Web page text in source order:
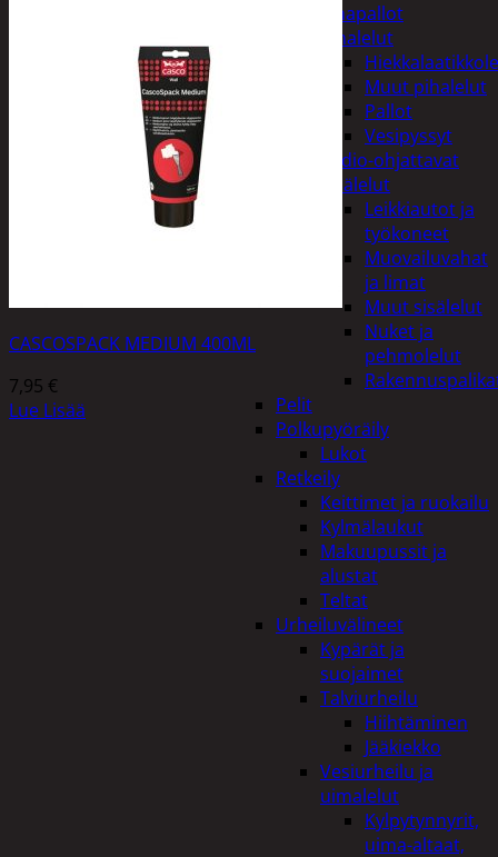
Ilmapallot
Pihalelut
Muut pihalelut
Pallot
Vesipyssyt
Radio-ohjattavat
Sisälelut
Leikkiautot ja
työkoneet
Muovailuvahat
ja limat
Muut sisälelut
Nuket ja
pehmolelut
Pelit
Polkupyöräily
Lukot
Retkeily
Keittimet ja ruokailu
Kylmälaukut
Makuupussit ja
alustat
Teltat
Urheiluvälineet
Kypärät ja
suojaimet
Talviurheilu
Hiihtäminen
Jääkiekko
Vesiurheilu ja
uimalelut
Kylpytynnyrit,
uima-altaat,
CASCOSPACK MEDIUM 400ML
7,95 €
Lue Lisää